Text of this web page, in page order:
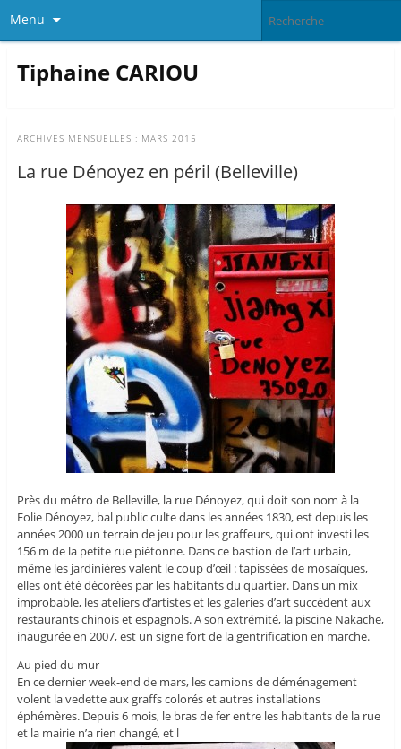
Menu
Tiphaine CARIOU
ARCHIVES MENSUELLES : MARS 2015
La rue Dénoyez en péril (Belleville)
Près du métro de Belleville, la rue Dénoyez, qui doit son nom à la
Folie Dénoyez, bal public culte dans les années 1830, est depuis les
années 2000 un terrain de jeu pour les graffeurs, qui ont investi les
156 m de la petite rue piétonne. Dans ce bastion de l’art urbain,
même les jardinières valent le coup d’œil : tapissées de mosaïques,
elles ont été décorées par les habitants du quartier. Dans un mix
improbable, les ateliers d’artistes et les galeries d’art succèdent aux
restaurants chinois et espagnols. A son extrémité, la piscine Nakache,
inaugurée en 2007, est un signe fort de la gentrification en marche.
Au pied du mur
En ce dernier week-end de mars, les camions de déménagement
volent la vedette aux graffs colorés et autres installations
éphémères. Depuis 6 mois, le bras de fer entre les habitants de la rue
et la mairie n’a rien changé, et l